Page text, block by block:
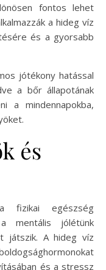
fontos lehet
a hideg víz
és a gyorsabb
jótékony hatással
a bőr állapotának
a mindennapokba,
és
fizikai egészség
mentális jólétünk
játszik. A hideg víz
és a stressz